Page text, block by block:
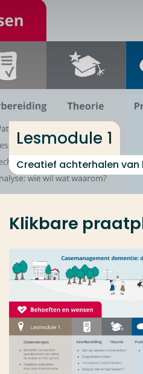
Ga direct naar de content
Lesmodule 1
Creatief achterhalen van
Klikbare
Opleiding